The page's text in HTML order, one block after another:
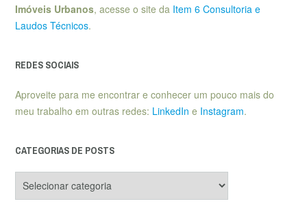
Imóveis Urbanos, acesse o site da Item 6 Consultoria e
Laudos Técnicos.
REDES SOCIAIS
Aproveite para me encontrar e conhecer um pouco mais do
meu trabalho em outras redes: LinkedIn e Instagram.
CATEGORIAS DE POSTS
de